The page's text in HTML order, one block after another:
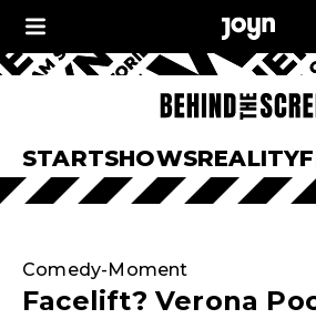
STARTSHOWSREALITY
Comedy-Moment
Facelift? Verona